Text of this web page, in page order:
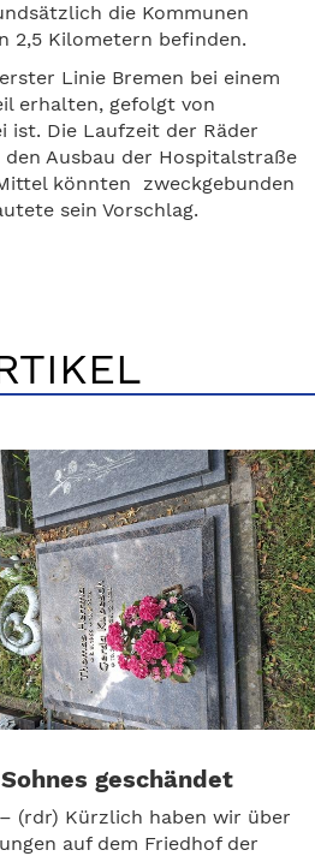
die Kommunen
2,5 Kilometern befinden.
Linie Bremen bei einem
erhalten, gefolgt von
ist. Die Laufzeit der Räder
Ausbau der Hospitalstraße
könnten zweckgebunden
sein Vorschlag.
geschändet
(rdr) Kürzlich haben wir über
auf dem Friedhof der